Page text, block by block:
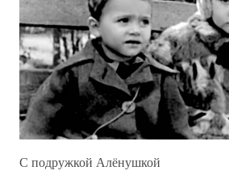
С подружкой Алёнушкой